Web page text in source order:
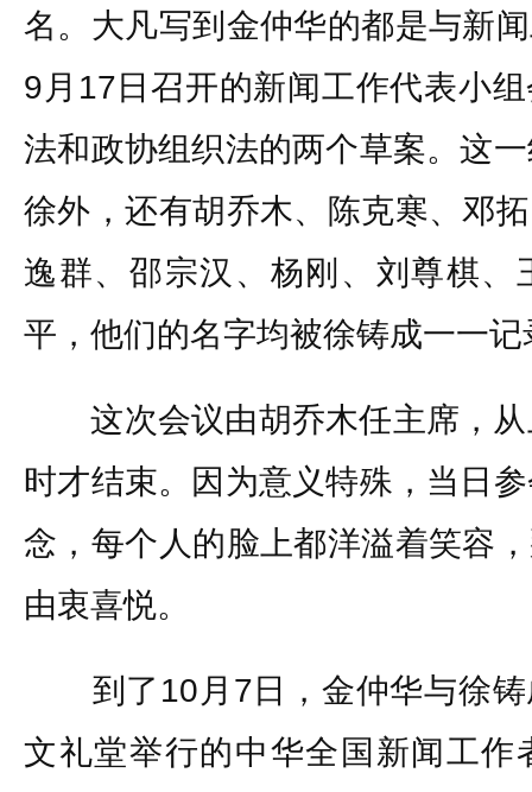
名。大凡写到金仲华的都是与新
9月17日召开的新闻工作代表小
法和政协组织法的两个草案。这
徐外，还有胡乔木、陈克寒、邓
逸群、邵宗汉、杨刚、刘尊棋、
平，他们的名字均被徐铸成一一记
这次会议由胡乔木任主席，从
时才结束。因为意义特殊，当日
念，每个人的脸上都洋溢着笑容
由衷喜悦。
到了10月7日，金仲华与徐铸
文礼堂举行的中华全国新闻工作